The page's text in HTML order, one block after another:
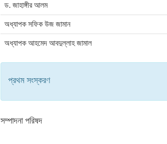
ড. জাহাঙ্গীর আলম
অধ্যাপক সফিক উজ জামান
অধ্যাপক আহমেদ আবদুল্লাহ জামাল
প্রথম সংস্করণ
সম্পাদনা পরিষদ